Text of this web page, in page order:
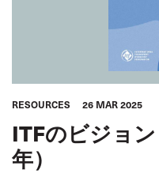
RESOURCES 26 MAR 2025
ITFのビジョ
年）